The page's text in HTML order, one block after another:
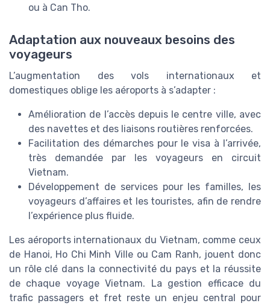
ou à Can Tho.
Adaptation aux nouveaux besoins des
voyageurs
L’augmentation des vols internationaux et
domestiques oblige les aéroports à s’adapter :
Amélioration de l’accès depuis le centre ville, avec
des navettes et des liaisons routières renforcées.
Facilitation des démarches pour le visa à l’arrivée,
très demandée par les voyageurs en circuit
Vietnam.
Développement de services pour les familles, les
voyageurs d’affaires et les touristes, afin de rendre
l’expérience plus fluide.
Les aéroports internationaux du Vietnam, comme ceux
de Hanoi, Ho Chi Minh Ville ou Cam Ranh, jouent donc
un rôle clé dans la connectivité du pays et la réussite
de chaque voyage Vietnam. La gestion efficace du
trafic passagers et fret reste un enjeu central pour